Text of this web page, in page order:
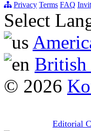
Privacy Terms FAQ
Select
British
© 2026
Editorial